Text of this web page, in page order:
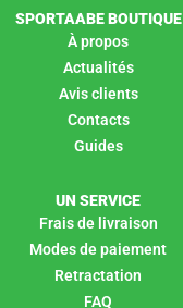
SPORTAABE BOUTIQUE
À propos
Actualités
Avis clients
Contacts
Guides
UN SERVICE
Frais de livraison
Modes de paiement
Retractation
FAQ